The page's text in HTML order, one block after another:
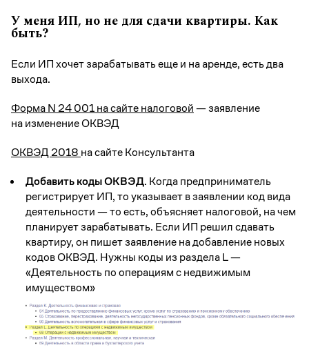
У меня ИП, но не для сдачи квартиры. Как
быть?
Если ИП хочет зарабатывать еще и на аренде, есть два
выхода.
Форма N 24 001 на сайте налоговой— заявление
на изменение ОКВЭД
ОКВЭД 2018 на сайте Консультанта
Добавить коды ОКВЭД. Когда предприниматель
регистрирует ИП, то указывает в заявлении код вида
деятельности — то есть, объясняет налоговой, на чем
планирует зарабатывать. Если ИП решил сдавать
квартиру, он пишет заявление на добавление новых
кодов ОКВЭД. Нужны коды из раздела L —
«Деятельность по операциям с недвижимым
имуществом»